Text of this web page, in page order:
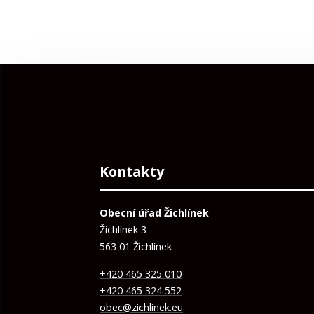
Kontakty
Obecní úřad Žichlínek
Žichlínek 3
563 01 Žichlínek
+420 465 325 010
+420 465 324 552
obec@zichlinek.eu